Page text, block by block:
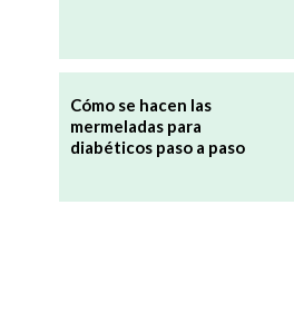
Cómo se hacen las
mermeladas para
diabéticos paso a paso